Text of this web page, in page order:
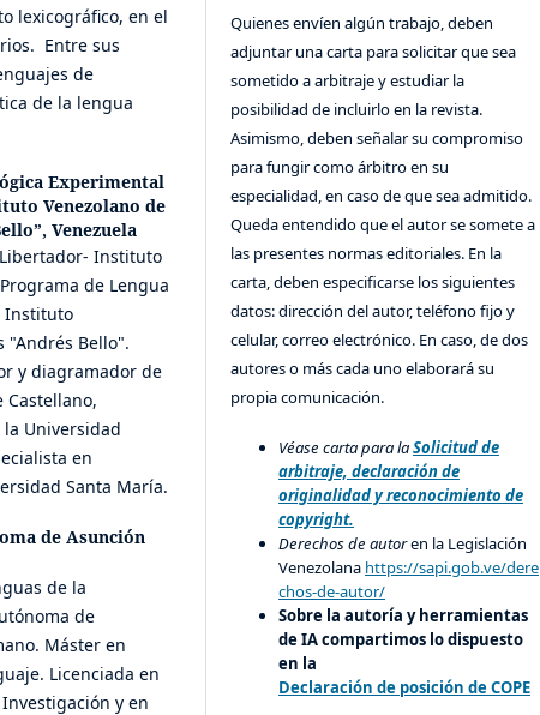
lexicográfico, en el
Entre sus
de
de la lengua
Experimental
Venezolano de
Venezuela
Instituto
de Lengua
Instituto
"Andrés Bello".
y diagramador de
Castellano,
Universidad
en
Santa María.
de Asunción
de la
de
Máster en
Licenciada en
y en
Quienes envíen algún trabajo, deben
adjuntar una carta para solicitar que sea
sometido a arbitraje y estudiar la
posibilidad de incluirlo en la revista.
Asimismo, deben señalar su compromiso
para fungir como árbitro en su
especialidad, en caso de que sea admitido.
Queda entendido que el autor se somete a
las presentes normas editoriales. En la
carta, deben especificarse los siguientes
datos: dirección del autor, teléfono fijo y
celular, correo electrónico. En caso, de dos
autores o más cada uno elaborará su
propia comunicación.
Véase carta para laSolicitud de
arbitraje, declaración de
originalidad y reconocimiento de
copyright.
Derechos de autoren la Legislación
Venezolana https://sapi.gob.ve/dere
chos-de-autor/
Sobre la autoría y herramientas
de IA compartimos lo dispuesto
en la
Declaración de posición de COPE